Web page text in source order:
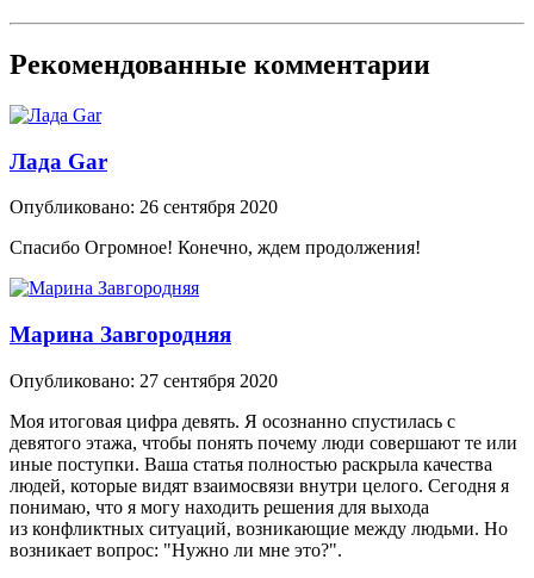
Рекомендованные комментарии
Лада Gar
Опубликовано: 26 сентября 2020
Спасибо Огромное! Конечно, ждем продолжения!
Марина Завгородняя
Опубликовано: 27 сентября 2020
Моя итоговая цифра девять. Я осознанно спустилась с
девятого этажа, чтобы понять почему люди совершают те или
иные поступки. Ваша статья полностью раскрыла качества
людей, которые видят взаимосвязи внутри целого. Сегодня я
понимаю, что я могу находить решения для выхода
из конфликтных ситуаций, возникающие между людьми. Но
возникает вопрос: "Нужно ли мне это?".